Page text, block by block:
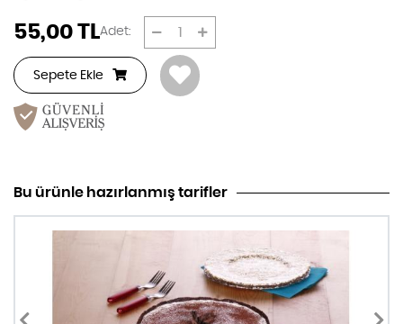
55,00 TLAdet:
Sepete Ekle
Bu ürünle hazırlanmış tarifler